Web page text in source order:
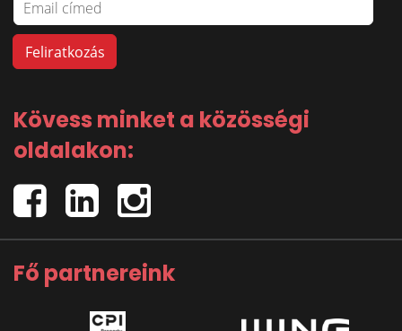
Kövess minket a közösségi
oldalakon:
Fő partnereink